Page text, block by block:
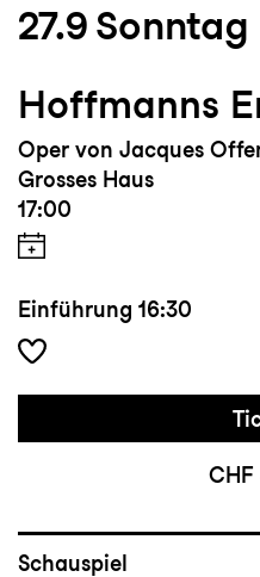
27.9 Sonntag
Hoffmanns
Oper von Jacques
Grosses Haus
17:00
Einführung 16:30
CHF
Schauspiel